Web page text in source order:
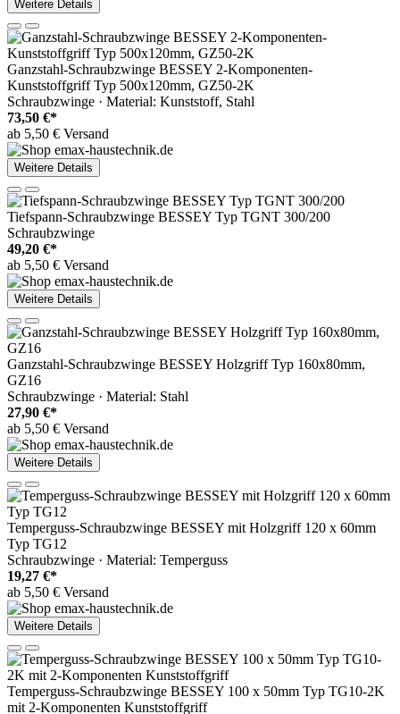
Weitere Details
Ganzstahl-Schraubzwinge BESSEY 2-Komponenten-
Kunststoffgriff Typ 500x120mm, GZ50-2K
Schraubzwinge · Material: Kunststoff, Stahl
73,50 €*
ab 5,50 € Versand
Weitere Details
Tiefspann-Schraubzwinge BESSEY Typ TGNT 300/200
Schraubzwinge
49,20 €*
ab 5,50 € Versand
Weitere Details
Ganzstahl-Schraubzwinge BESSEY Holzgriff Typ 160x80mm,
GZ16
Schraubzwinge · Material: Stahl
27,90 €*
ab 5,50 € Versand
Weitere Details
Temperguss-Schraubzwinge BESSEY mit Holzgriff 120 x 60mm
Typ TG12
Schraubzwinge · Material: Temperguss
19,27 €*
ab 5,50 € Versand
Weitere Details
Temperguss-Schraubzwinge BESSEY 100 x 50mm Typ TG10-2K
mit 2-Komponenten Kunststoffgriff